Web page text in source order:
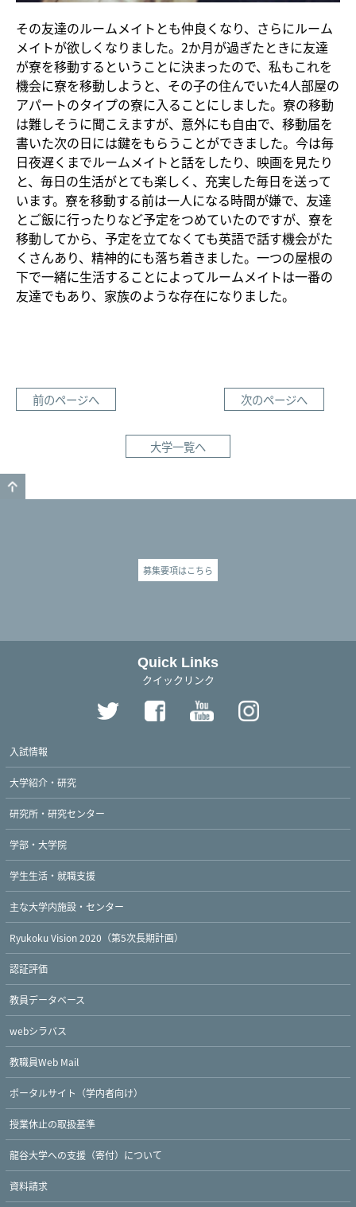
その友達のルームメイトとも仲良くなり、さらにルーム
メイトが欲しくなりました。2か月が過ぎたときに友達
が寮を移動するということに決まったので、私もこれを
機会に寮を移動しようと、その子の住んでいた4人部屋の
アパートのタイプの寮に入ることにしました。寮の移動
は難しそうに聞こえますが、意外にも自由で、移動届を
書いた次の日には鍵をもらうことができました。今は毎
日夜遅くまでルームメイトと話をしたり、映画を見たり
と、毎日の生活がとても楽しく、充実した毎日を送って
います。寮を移動する前は一人になる時間が嫌で、友達
とご飯に行ったりなど予定をつめていたのですが、寮を
移動してから、予定を立てなくても英語で話す機会がた
くさんあり、精神的にも落ち着きました。一つの屋根の
下で一緒に生活することによってルームメイトは一番の
友達でもあり、家族のような存在になりました。
前のページへ 次のページへ
大学一覧へ
募集要項はこちら
Quick Links
クイックリンク
入試情報
大学紹介・研究
研究所・研究センター
学部・大学院
学生生活・就職支援
主な大学内施設・センター
Ryukoku Vision 2020（第5次長期計画）
認証評価
教員データベース
webシラバス
教職員Web Mail
ポータルサイト（学内者向け）
授業休止の取扱基準
龍谷大学への支援（寄付）について
資料請求